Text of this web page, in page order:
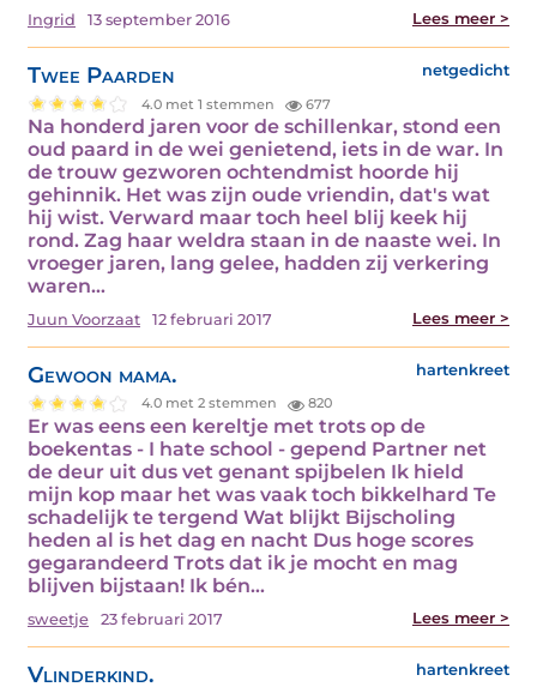
Ingrid 13 september 2016 Lees meer >
Twee Paarden netgedicht
4.0 met 1 stemmen 677
Na honderd jaren voor de schillenkar, stond een
oud paard in de wei genietend, iets in de war. In
de trouw gezworen ochtendmist hoorde hij
gehinnik. Het was zijn oude vriendin, dat's wat
hij wist. Verward maar toch heel blij keek hij
rond. Zag haar weldra staan in de naaste wei. In
vroeger jaren, lang gelee, hadden zij verkering
waren…
Juun Voorzaat 12 februari 2017 Lees meer >
Gewoon mama. hartenkreet
4.0 met 2 stemmen 820
Er was eens een kereltje met trots op de
boekentas - I hate school - gepend Partner net
de deur uit dus vet genant spijbelen Ik hield
mijn kop maar het was vaak toch bikkelhard Te
schadelijk te tergend Wat blijkt Bijscholing
heden al is het dag en nacht Dus hoge scores
gegarandeerd Trots dat ik je mocht en mag
blijven bijstaan! Ik bén…
sweetje 23 februari 2017 Lees meer >
Vlinderkind. hartenkreet